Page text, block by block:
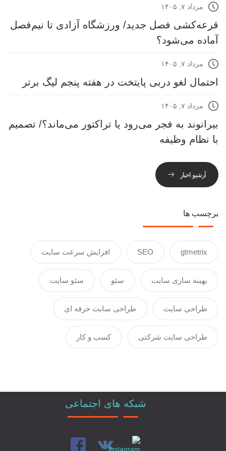
مرداد ۷, ۱۴۰۵
قرعه‎‌کشی فصل جدید/ ورزشگاه آزادی تا نیم‌فصل
آماده می‌شود؟
مرداد ۷, ۱۴۰۵
احتمال لغو دربی پایتخت در هفته پنجم لیگ برتر
مرداد ۷, ۱۴۰۵
بیرانوند به فجر می‌رود یا تراکتور می‌ماند؟/ تصمیم
با نظام وظیفه
آرشیو اخبار
برچسب ها
gtmetrix
SEO افزایش سرعت سایت
بهینه سازی سایت سئو سئو سایت
طراحی سایت طراحی سایت حرفه ای
طراحی سایت شرکتی کسب و کار
شبکه های اجتماعی